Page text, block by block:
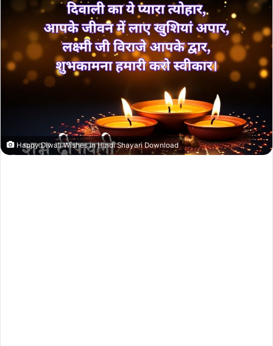
Happy Diwali Wishes in Hindi Shayari Download